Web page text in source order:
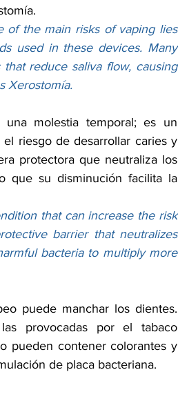
of the main risks of vaping lies
used in these devices. Many
reduce saliva flow, causing
Xerostomía.
molestia temporal; es un
riesgo de desarrollar caries y
protectora que neutraliza los
que su disminución facilita la
that can increase the risk
barrier that neutralizes
bacteria to multiply more
puede manchar los dientes.
provocadas por el tabaco
pueden contener colorantes y
de placa bacteriana.